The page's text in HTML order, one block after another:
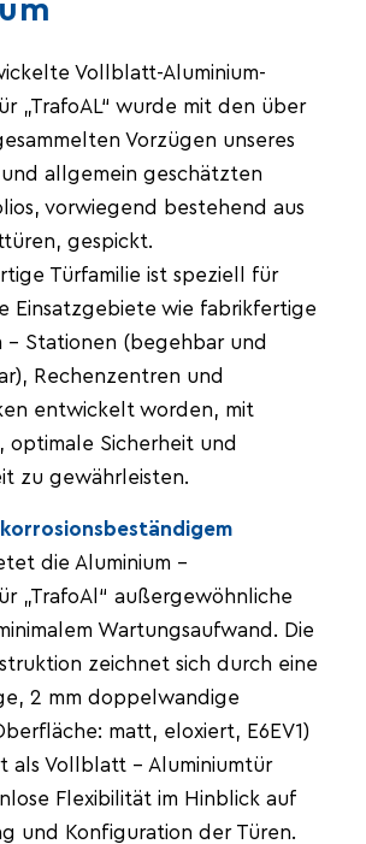
Vollblatt-Aluminium-
„TrafoAL“ wurde mit den über
Vorzügen unseres
allgemein geschätzten
vorwiegend bestehend aus
gespickt.
Türfamilie ist speziell für
Einsatzgebiete wie fabrikfertige
– Stationen (begehbar und
Rechenzentren und
entwickelt worden, mit
optimale Sicherheit und
zu gewährleisten.
korrosionsbeständigem
die Aluminium –
„TrafoAl“ außergewöhnliche
Wartungsaufwand. Die
zeichnet sich durch eine
2 mm doppelwandige
matt, eloxiert, E6EV1)
als Vollblatt – Aluminiumtür
Flexibilität im Hinblick auf
und Konfiguration der Türen.